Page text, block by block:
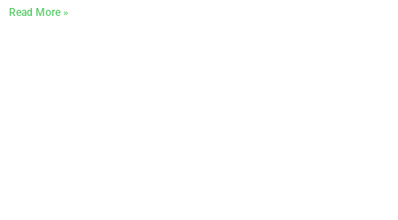
Read More »